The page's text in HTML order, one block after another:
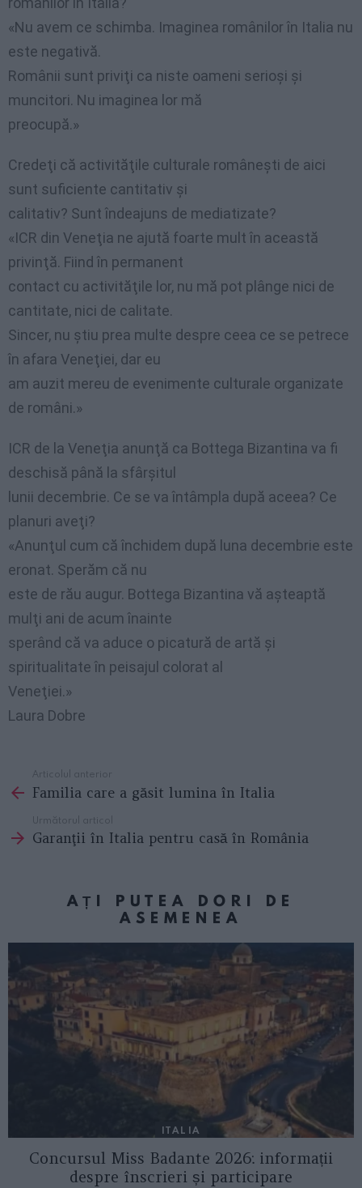
«Nu avem ce schimba. Imaginea românilor în Italia nu
este negativă.
Românii sunt priviţi ca niste oameni serioşi şi
muncitori. Nu imaginea lor mă
preocupă.»
Credeţi că activităţile culturale româneşti de aici
sunt suficiente cantitativ şi
calitativ? Sunt îndeajuns de mediatizate?
«ICR din Veneţia ne ajută foarte mult în această
privinţă. Fiind în permanent
contact cu activităţile lor, nu mă pot plânge nici de
cantitate, nici de calitate.
Sincer, nu ştiu prea multe despre ceea ce se petrece
în afara Veneţiei, dar eu
am auzit mereu de evenimente culturale organizate
de români.»
ICR de la Veneţia anunţă ca Bottega Bizantina va fi
deschisă până la sfârşitul
lunii decembrie. Ce se va întâmpla după aceea? Ce
planuri aveţi?
«Anunţul cum că închidem după luna decembrie este
eronat. Sperăm că nu
este de rău augur. Bottega Bizantina vă aşteaptă
mulţi ani de acum înainte
sperând că va aduce o picatură de artă şi
spiritualitate în peisajul colorat al
Veneţiei.»
Laura Dobre
more
Articolul anterior
Familia care a găsit lumina în Italia
Următorul articol
Garanţii în Italia pentru casă în România
AȚI PUTEA DORI DE
ASEMENEA
ITALIA
Concursul Miss Badante 2026: informații
despre înscrieri și participare